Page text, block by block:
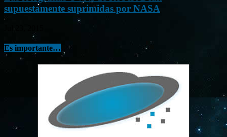
supuestamente suprimidas por NASA
Es importante…